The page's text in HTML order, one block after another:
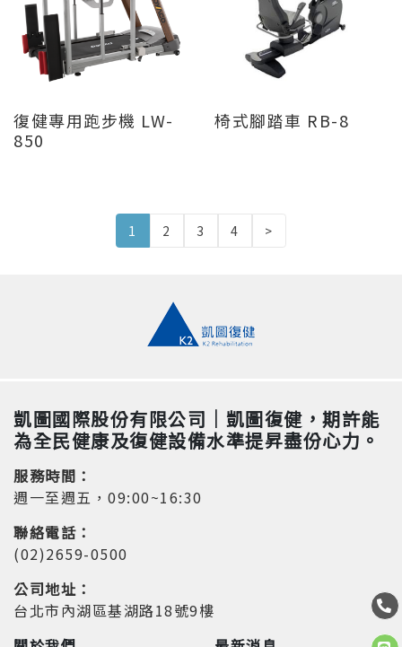
復健專用跑步機 LW-
850
椅式腳踏車 RB-8
1 2 3 4 >
凱圖國際股份有限公司｜凱圖復健，期許能
為全民健康及復健設備水準提昇盡份心力。
服務時間：
週一至週五，09:00~16:30
聯絡電話：
(02)2659-0500
公司地址：
台北市內湖區基湖路18號9樓